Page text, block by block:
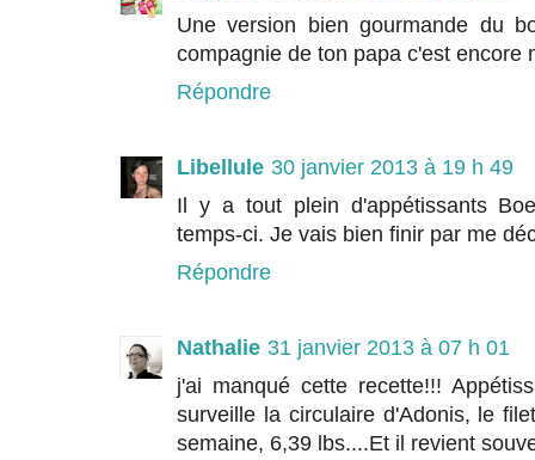
Une version bien gourmande du
compagnie de ton papa c'est encore
Répondre
Libellule 30 janvier 2013 à 19 h 49
Il y a tout plein d'appétissants
temps-ci. Je vais bien finir par me
Répondre
Nathalie 31 janvier 2013 à 07 h 01
j'ai manqué cette recette!!!
surveille la circulaire d'Adonis, le
semaine, 6,39 lbs....Et il revient